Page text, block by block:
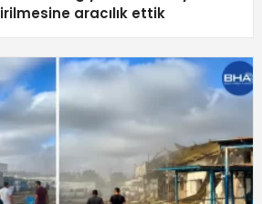
aracılık ettik